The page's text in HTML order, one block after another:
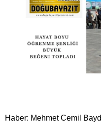
Haber: Mehmet Cemil